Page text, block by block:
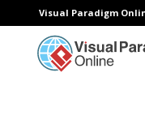
Visual Paradigm